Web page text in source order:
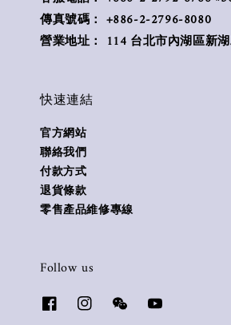
傳真號碼： +886-2-2796-8080
營業地址： 114 台北市內湖區新
快速連結
官方網站
聯絡我們
付款方式
退貨條款
零售產品維修專線
Follow us